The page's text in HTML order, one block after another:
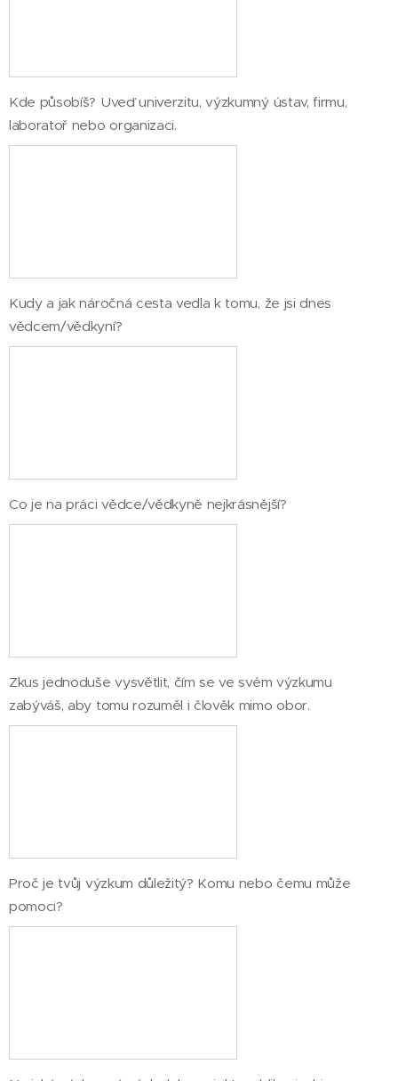
Kde působíš? Uveď univerzitu, výzkumný ústav, firmu,
laboratoř nebo organizaci.
Kudy a jak náročná cesta vedla k tomu, že jsi dnes
vědcem/vědkyní?
Co je na práci vědce/vědkyně nejkrásnější?
Zkus jednoduše vysvětlit, čím se ve svém výzkumu
zabýváš, aby tomu rozuměl i člověk mimo obor.
Proč je tvůj výzkum důležitý? Komu nebo čemu může
pomoci?